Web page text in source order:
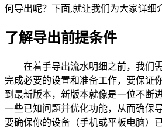
何导出呢？下面,就让我们为大家详细
了解导出前提条件
在着手导出流水明细之前，我们
完成必要的设置和准备工作，要保证
到最新版本，新版本就像是一位不断
一些已知问题并优化功能，从而确保
要确保你的设备（手机或平板电脑）